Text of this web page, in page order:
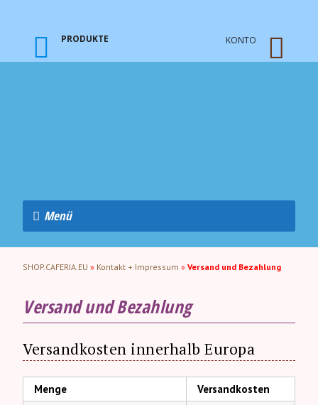
Menü
SHOP.CAFERIA.EU » Kontakt + Impressum » Versand und Bezahlung
Versand und Bezahlung
Versandkosten innerhalb Europa
Menge
Versandkosten
PRODUKTE KONTO